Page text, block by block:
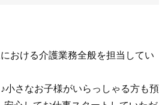
おける介護業務全般を担当してい
小さなお子様がいらっしゃる方も預